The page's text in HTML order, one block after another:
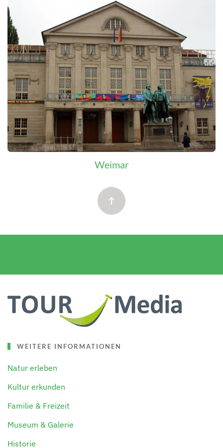
Weimar
WEITERE INFORMATIONEN
Natur erleben
Kultur erkunden
Familie & Freizeit
Museum & Galerie
Historie